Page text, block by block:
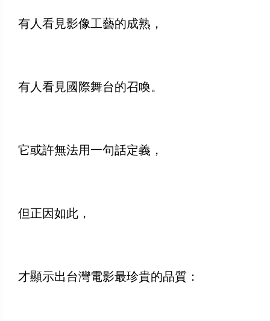
有人看見影像工藝的成熟，
有人看見國際舞台的召喚。
它或許無法用一句話定義，
但正因如此，
才顯示出台灣電影最珍貴的品質：